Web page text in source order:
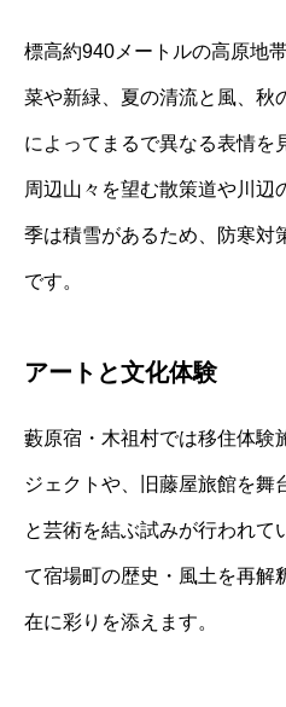
標高約940メートルの高原地
菜や新緑、夏の清流と風、秋
によってまるで異なる表情を
周辺山々を望む散策道や川辺
季は積雪があるため、防寒対
です。
アートと文化体験
藪原宿・木祖村では移住体験
ジェクトや、旧藤屋旅館を舞
と芸術を結ぶ試みが行われて
て宿場町の歴史・風土を再解
在に彩りを添えます。